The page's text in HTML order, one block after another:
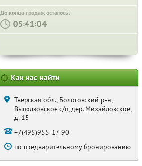
До конца продаж осталось:
: :
Как нас найти
Тверская обл., Бологовский р-н,
Выползовское с/п, дер. Михайловское,
д. 15
+7(495)955-17-90
по предварительному бронированию